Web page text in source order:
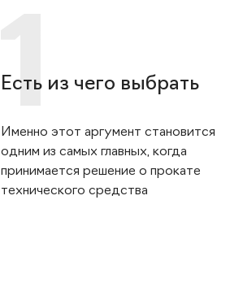
Есть из чего выбрать
Именно этот аргумент становится
одним из самых главных, когда
принимается решение о прокате
технического средства